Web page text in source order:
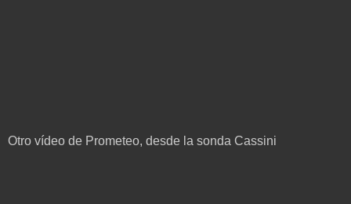
Otro vídeo de Prometeo, desde la sonda Cassini